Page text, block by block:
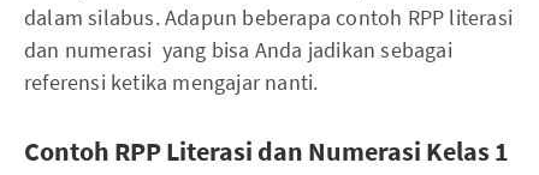
dalam silabus. Adapun beberapa contoh RPP literasi
dan numerasi yang bisa Anda jadikan sebagai
referensi ketika mengajar nanti.
Contoh RPP Literasi dan Numerasi Kelas 1